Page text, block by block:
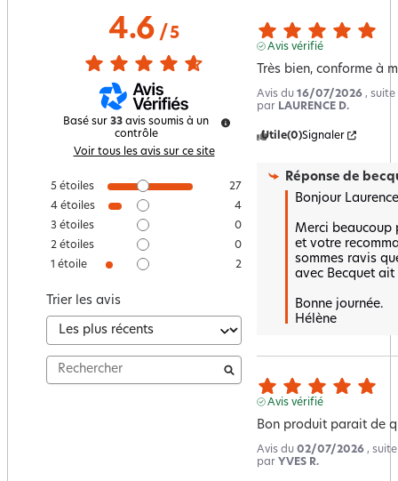
4.6/ 5
Basé sur 33 avis soumis à un
contrôle
Voir tous les avis sur ce site
5 étoiles
27
4 étoiles
4
3 étoiles
0
2 étoiles
0
1 étoile 2
Trier les avis
Avis vérifié
Très bien, conforme à
Avis du 16/07/2026 , suite
par LAURENCE D.
Utile(0)Signaler
Réponse de
Bonjour
Merci beaucoup
et votre
sommes ravis
avec Becquet
Bonne journée.
Hélène
Avis vérifié
Bon produit parait de
Avis du 02/07/2026 ,
par YVES R.